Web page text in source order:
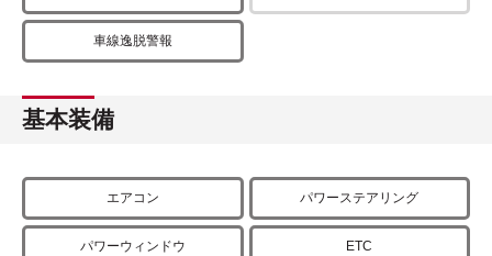
車線逸脱警報
基本装備
エアコン パワーステアリング
パワーウィンドウ ETC